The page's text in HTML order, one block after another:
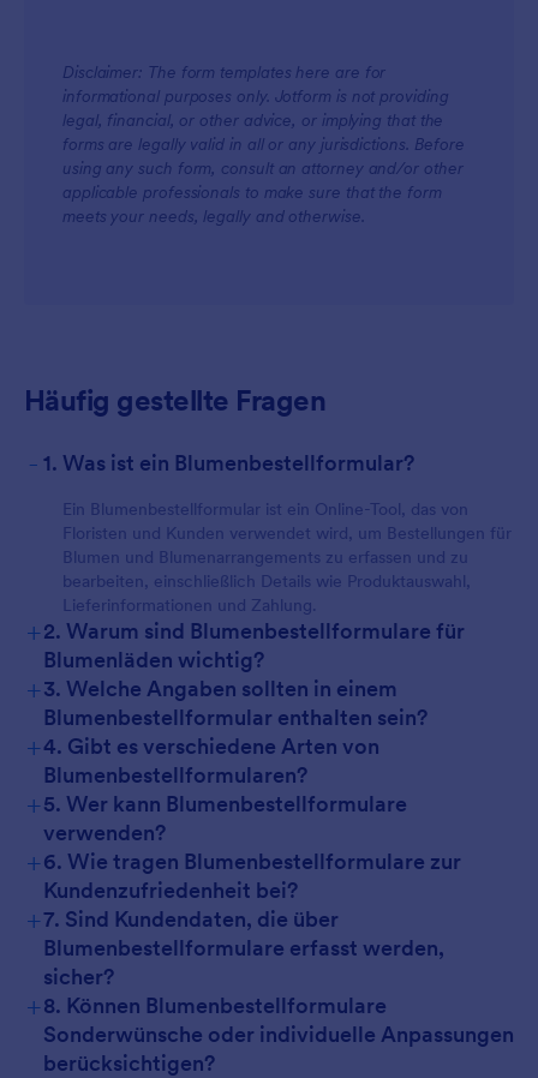
Disclaimer: The form templates here are for
informational purposes only. Jotform is not providing
legal, financial, or other advice, or implying that the
forms are legally valid in all or any jurisdictions. Before
using any such form, consult an attorney and/or other
applicable professionals to make sure that the form
meets your needs, legally and otherwise.
Häufig gestellte Fragen
- 1. Was ist ein Blumenbestellformular?
Ein Blumenbestellformular ist ein Online-Tool, das von
Floristen und Kunden verwendet wird, um Bestellungen für
Blumen und Blumenarrangements zu erfassen und zu
bearbeiten, einschließlich Details wie Produktauswahl,
Lieferinformationen und Zahlung.
+2. Warum sind Blumenbestellformulare für
Blumenläden wichtig?
+3. Welche Angaben sollten in einem
Blumenbestellformular enthalten sein?
+4. Gibt es verschiedene Arten von
Blumenbestellformularen?
+5. Wer kann Blumenbestellformulare
verwenden?
+6. Wie tragen Blumenbestellformulare zur
Kundenzufriedenheit bei?
+7. Sind Kundendaten, die über
Blumenbestellformulare erfasst werden,
sicher?
+8. Können Blumenbestellformulare
Sonderwünsche oder individuelle Anpassungen
berücksichtigen?